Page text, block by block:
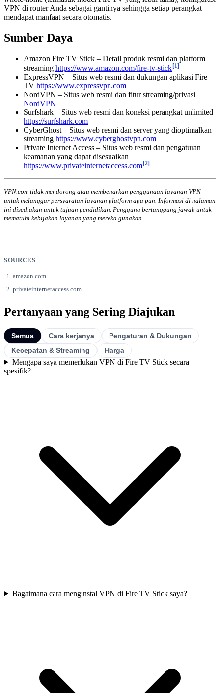
VPN di router Anda sebagai gantinya sehingga setiap perangkat
mendapat manfaat secara otomatis.
Sumber Daya
Amazon Fire TV Stick – Detail produk resmi dan platform
streaming https://www.amazon.com/fire-tv-stick [1]
ExpressVPN – Situs web resmi dan dukungan aplikasi Fire
TV https://www.expressvpn.com
NordVPN – Situs web resmi dan fitur streaming/privasi
NordVPN
Surfshark – Situs web resmi dan koneksi perangkat unlimited
https://surfshark.com
CyberGhost – Situs web resmi dan server yang dioptimalkan
streaming https://www.cyberghostvpn.com
Private Internet Access – Situs web resmi dan pengaturan
keamanan yang dapat disesuaikan
https://www.privateinternetaccess.com [2]
VPN.com tidak mendorong atau membenarkan penggunaan layanan VPN
untuk melanggar persyaratan layanan platform apa pun. Informasi di halaman
ini disediakan untuk tujuan pendidikan. Pengguna bertanggung jawab untuk
mematuhi kebijakan layanan yang mereka gunakan.
SOURCES
amazon.com
privateinternetaccess.com
Pertanyaan yang Sering Diajukan
Semua Cara kerjanya
Pengaturan & Dukungan
Kecepatan & Streaming
Harga
Mengapa saya memerlukan VPN di Fire TV Stick secara
spesifik?
Bagaimana cara menginstal VPN di Fire TV Stick saya?